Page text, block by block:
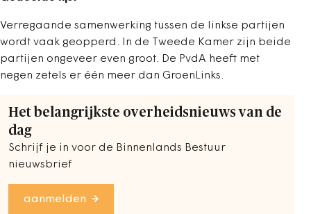
Verregaande samenwerking tussen de linkse partijen
wordt vaak geopperd. In de Tweede Kamer zijn beide
partijen ongeveer even groot. De PvdA heeft met
negen zetels er één meer dan GroenLinks.
Het belangrijkste overheidsnieuws van de
dag
Schrijf je in voor de Binnenlands Bestuur
nieuwsbrief
aanmelden